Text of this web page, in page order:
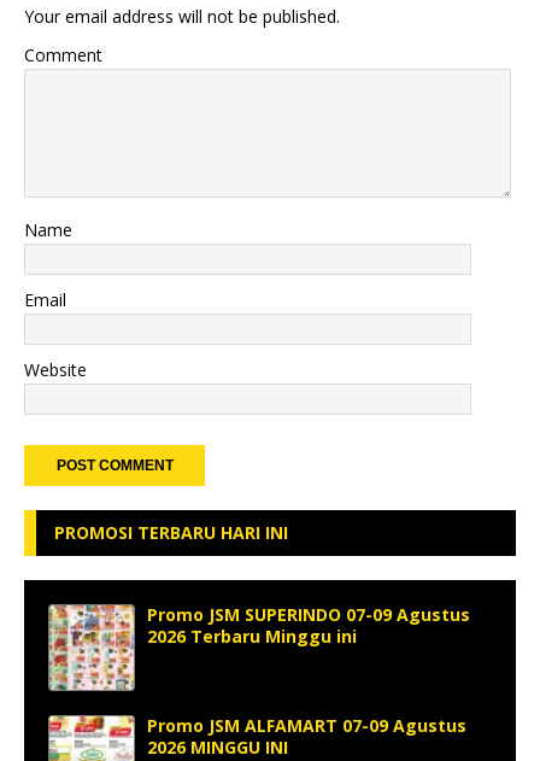
Your email address will not be published.
Comment
Name
Email
Website
PROMOSI TERBARU HARI INI
Promo JSM SUPERINDO 07-09 Agustus
2026 Terbaru Minggu ini
Promo JSM ALFAMART 07-09 Agustus
2026 MINGGU INI